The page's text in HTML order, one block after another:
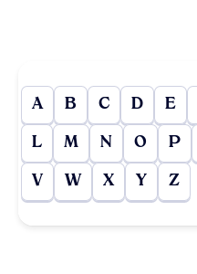
A B C D E
L M N O P
V W X Y Z